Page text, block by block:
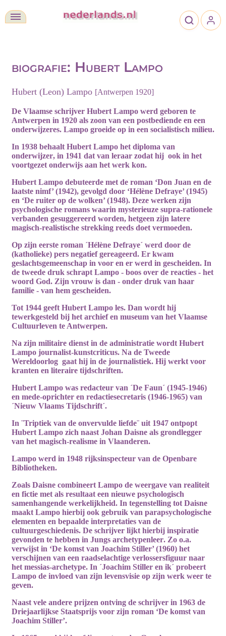
biografie: Hubert Lampo
Hubert (Leon) Lampo [Antwerpen 1920]
De Vlaamse schrijver Hubert Lampo werd geboren te
Antwerpen in 1920 als zoon van een postbediende en een
onderwijzeres. Lampo groeide op in een socialistisch milieu.
In 1938 behaalt Hubert Lampo het diploma van
onderwijzer, in 1941 dat van leraar zodat hij ook in het
voortgezet onderwijs aan het werk kon.
Hubert Lampo debuteerde met de roman ‘Don Juan en de
laatste nimf’ (1942), gevolgd door ‘Hélène Defraye’ (1945)
en ‘De ruiter op de wolken’ (1948). Deze werken zijn
psychologische romans waarin mysterieuze supra-rationele
verbanden gesuggereerd worden, hetgeen zijn latere
magisch-realistische strekking reeds doet vermoeden.
Op zijn eerste roman ´Hélène Defraye´ werd door de
(katholieke) pers negatief gereageerd. Er kwam
geslachtsgemeenschap in voor en er werd in gescheiden. In
de tweede druk schrapt Lampo - boos over de reacties - het
woord God. Zijn vrouw is dan - onder druk van haar
familie - van hem gescheiden.
Tot 1944 geeft Hubert Lampo les. Dan wordt hij
tewerkgesteld bij het archief en museum van het Vlaamse
Cultuurleven te Antwerpen.
Na zijn militaire dienst in de administratie wordt Hubert
Lampo journalist-kunstcriticus. Na de Tweede
Wereldoorlog gaat hij in de journalistiek. Hij werkt voor
kranten en literaire tijdschriften.
Hubert Lampo was redacteur van ´De Faun´ (1945-1946)
en mede-oprichter en redactiesecretaris (1946-1965) van
´Nieuw Vlaams Tijdschrift´.
In ¨Triptiek van de onvervulde liefde¨ uit 1947 ontpopt
Hubert Lampo zich naast Johan Daisne als grondlegger
van het magisch-realisme in Vlaanderen.
Lampo werd in 1948 rijksinspecteur van de Openbare
Bibliotheken.
Zoals Daisne combineert Lampo de weergave van realiteit
en fictie met als resultaat een nieuwe psychologisch
samenhangende werkelijkheid. In tegenstelling tot Daisne
maakt Lampo hierbij ook gebruik van parapsychologische
elementen en bepaalde interpretaties van de
cultuurgeschiedenis. De schrijver lijkt hierbij inspiratie
gevonden te hebben in Jungs archetypenleer. Zo o.a.
verwijst in ‘De komst van Joachim Stiller’ (1960) het
verschijnen van een raadselachtige verlossersfiguur naar
het messias-archetype. In ´Joachim Stiller en ik´ probeert
Lampo de invloed van zijn levensvisie op zijn werk weer te
geven.
Naast vele andere prijzen ontving de schrijver in 1963 de
Driejaarlijkse Staatsprijs voor zijn roman ‘De komst van
Joachim Stiller’.